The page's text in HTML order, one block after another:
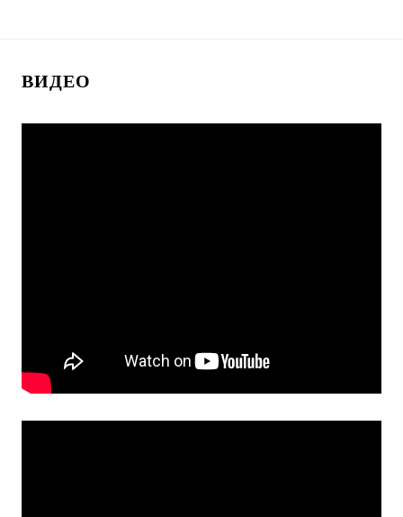
ВИДЕО